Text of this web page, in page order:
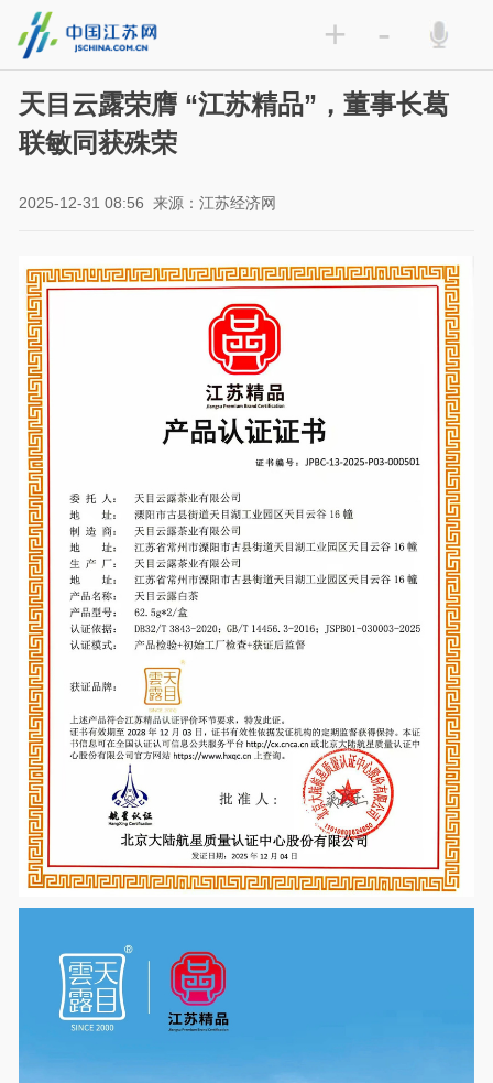
+ -
天目云露荣膺 “江苏精品”，董事长葛
联敏同获殊荣
2025-12-31 08:56 来源：江苏经济网